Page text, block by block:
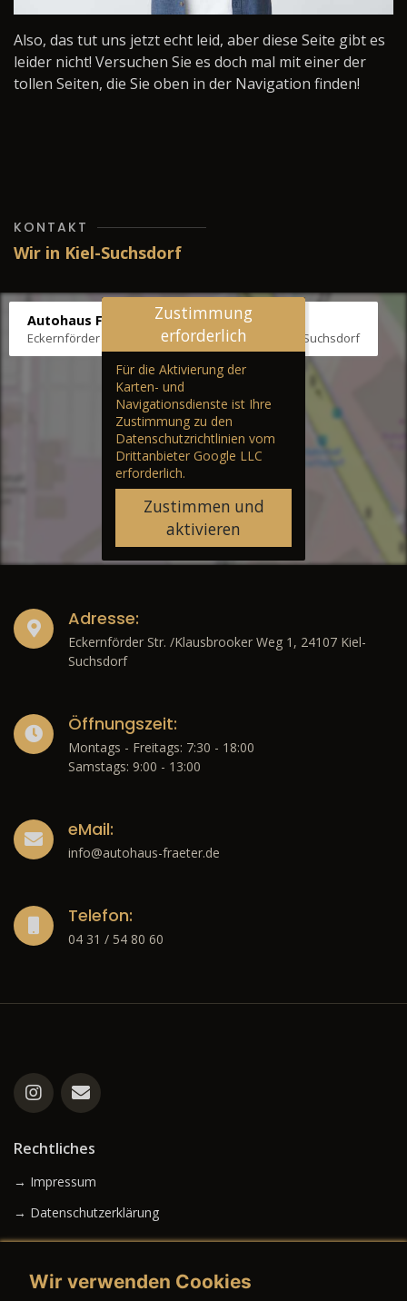
Also, das tut uns jetzt echt leid, aber diese Seite gibt es
leider nicht! Versuchen Sie es doch mal mit einer der
tollen Seiten, die Sie oben in der Navigation finden!
KONTAKT
Wir in Kiel-Suchsdorf
Autohaus Fräter
Eckernförder Str. /Klausbrooker Weg 1, 24107 Kiel-Suchsdorf
Zustimmung
erforderlich
Für die Aktivierung der
Karten- und
Navigationsdienste ist Ihre
Zustimmung zu den
Datenschutzrichtlinien vom
Drittanbieter Google LLC
erforderlich.
Zustimmen und
aktivieren
Adresse:
Eckernförder Str. /Klausbrooker Weg 1, 24107 Kiel-
Suchsdorf
Öffnungszeit:
Montags - Freitags: 7:30 - 18:00
Samstags: 9:00 - 13:00
eMail:
info@autohaus-fraeter.de
Telefon:
04 31 / 54 80 60
Rechtliches
→ Impressum
→ Datenschutzerklärung
Wir verwenden Cookies